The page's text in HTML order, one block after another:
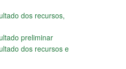
dos recursos,
preliminar
dos recursos e